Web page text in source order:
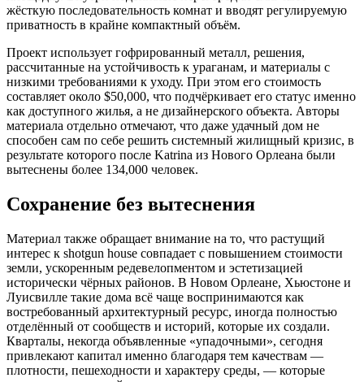
жёсткую последовательность комнат и вводят регулируемую
приватность в крайне компактный объём.
Проект использует гофрированный металл, решения,
рассчитанные на устойчивость к ураганам, и материалы с
низкими требованиями к уходу. При этом его стоимость
составляет около $50,000, что подчёркивает его статус именно
как доступного жилья, а не дизайнерского объекта. Авторы
материала отдельно отмечают, что даже удачный дом не
способен сам по себе решить системный жилищный кризис, в
результате которого после Katrina из Нового Орлеана были
вытеснены более 134,000 человек.
Сохранение без вытеснения
Материал также обращает внимание на то, что растущий
интерес к shotgun house совпадает с повышением стоимости
земли, ускоренным редевелопментом и эстетизацией
исторически чёрных районов. В Новом Орлеане, Хьюстоне и
Луисвилле такие дома всё чаще воспринимаются как
востребованный архитектурный ресурс, иногда полностью
отделённый от сообществ и историй, которые их создали.
Кварталы, некогда объявленные «упадочными», сегодня
привлекают капитал именно благодаря тем качествам —
плотности, пешеходности и характеру среды, — которые